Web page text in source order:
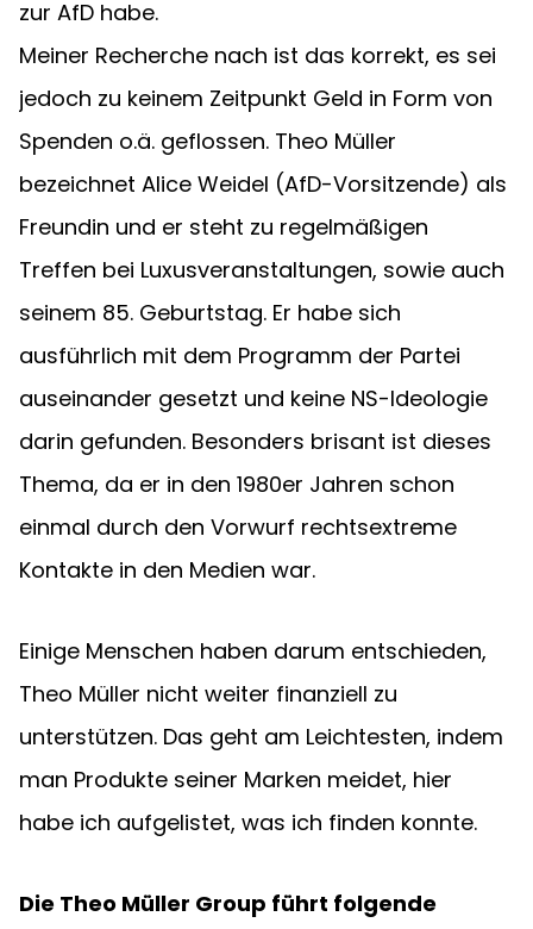
zur AfD habe.
Meiner Recherche nach ist das korrekt, es sei
jedoch zu keinem Zeitpunkt Geld in Form von
Spenden o.ä. geflossen. Theo Müller
bezeichnet Alice Weidel (AfD-Vorsitzende) als
Freundin und er steht zu regelmäßigen
Treffen bei Luxusveranstaltungen, sowie auch
seinem 85. Geburtstag. Er habe sich
ausführlich mit dem Programm der Partei
auseinander gesetzt und keine NS-Ideologie
darin gefunden. Besonders brisant ist dieses
Thema, da er in den 1980er Jahren schon
einmal durch den Vorwurf rechtsextreme
Kontakte in den Medien war.
Einige Menschen haben darum entschieden,
Theo Müller nicht weiter finanziell zu
unterstützen. Das geht am Leichtesten, indem
man Produkte seiner Marken meidet, hier
habe ich aufgelistet, was ich finden konnte.
Die Theo Müller Group führt folgende